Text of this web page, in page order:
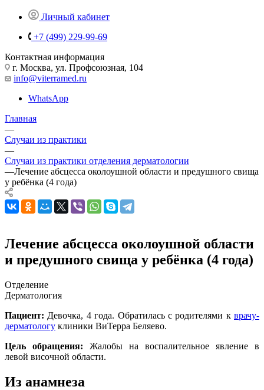
Личный кабинет
+7 (499) 229-99-69
Контактная информация
г. Москва, ул. Профсоюзная, 104
info@viterramed.ru
WhatsApp
Главная
—
Случаи из практики
—
Случаи из практики отделения дерматологии
—Лечение абсцесса околоушной области и предушного свища
у ребёнка (4 года)
Лечение абсцесса околоушной области
и предушного свища у ребёнка (4 года)
Отделение
Дерматология
Пациент: Девочка, 4 года. Обратилась с родителями к врачу-
дерматологу клиники ВиТерра Беляево.
Цель обращения: Жалобы на воспалительное явление в
левой височной области.
Из анамнеза